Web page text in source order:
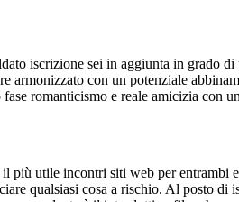
iscrizione sei in aggiunta in grado
con un potenziale
romanticismo e reale amicizia con
utile incontri siti web per entrambi
qualsiasi cosa a rischio. Al posto di